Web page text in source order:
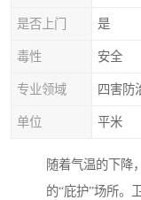
是否上门 是
毒性 安全
专业领域 四害防
单位 平米
随着气温的下降
的“庇护”场所。